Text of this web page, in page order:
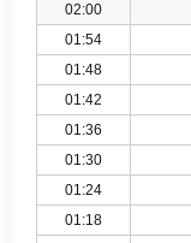
02:00
01:54
01:48
01:42
01:36
01:30
01:24
01:18